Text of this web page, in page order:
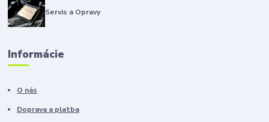
Servis a Opravy
Informácie
O nás
Doprava a platba